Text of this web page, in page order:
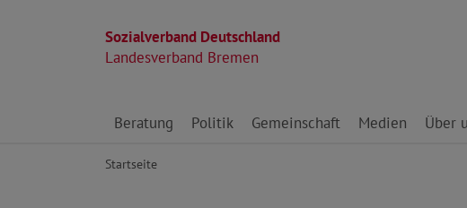
Sozialverband Deutschland
Landesverband Bremen
Direkt zu den Inhalten springen
Beratung Politik Gemeinschaft Medien Über
Startseite